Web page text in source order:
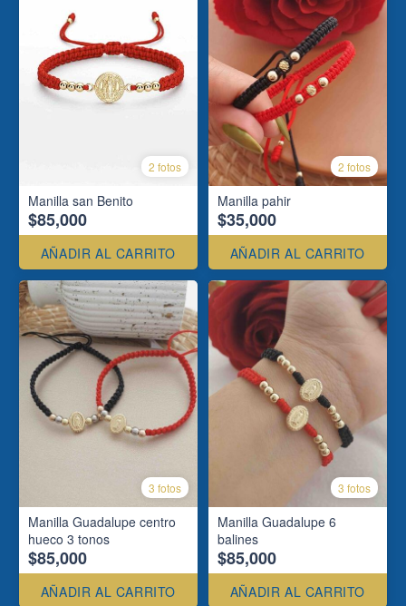
2 fotos
Manilla san Benito
$85,000
AÑADIR AL CARRITO
2 fotos
Manilla pahir
$35,000
AÑADIR AL CARRITO
3 fotos
Manilla Guadalupe centro
hueco 3 tonos
$85,000
AÑADIR AL CARRITO
3 fotos
Manilla Guadalupe 6
balines
$85,000
AÑADIR AL CARRITO